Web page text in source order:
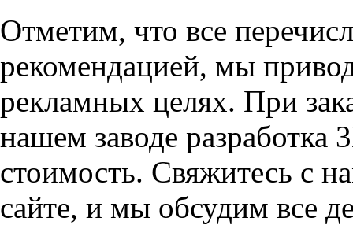
Отметим, что все
рекомендацией, мы
рекламных целях. При
нашем заводе разработка
стоимость. Свяжитесь с
сайте, и мы обсудим все